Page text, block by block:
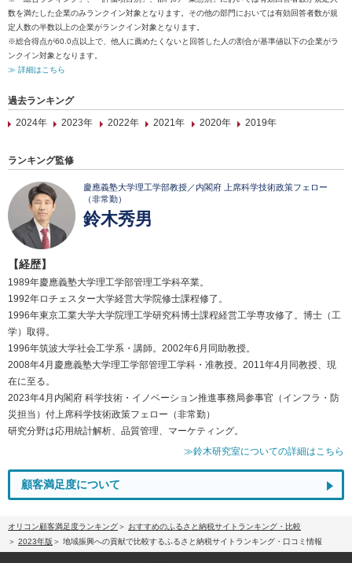
数を満たした企業のみランクイン対象となります。その他の部門においては有効回答者数が規
定人数の半数以上の企業がランクイン対象となります。
※総合得点が60.0点以上で、他人に薦めたくないと回答した人の割合が基準値以下の企業がラ
ンクイン対象となります。
≫ 詳細はこちら
過去ランキング
2024年
2023年 2022年 2021年 2020年 2019年
ランキング監修
慶應義塾大学理工学部教授／内閣府 上席科学技術政策フェロー
（非常勤）
鈴木秀男
【経歴】
1989年慶應義塾大学理工学部管理工学科卒業。
1992年ロチェスター大学経営大学院修士課程修了。
1996年東京工業大学大学院理工学研究科博士課程経営工学専攻修了。博士（工
学）取得。
1996年筑波大学社会工学系・講師。2002年6月同助教授。
2008年4月慶應義塾大学理工学部管理工学科・准教授。2011年4月同教授、現
在に至る。
2023年4月内閣府 科学技術・イノベーション推進事務局参事官（インフラ・防
災担当）付上席科学技術政策フェロー（非常勤）
研究分野は応用統計解析、品質管理、マーケティング。
≫鈴木研究室についての詳細はこちら
顧客満足度について
オリコン顧客満足度ランキング
おすすめのふるさと納税サイトランキング・比較
2023年版
地域振興への貢献で比較するふるさと納税サイトランキング・口コミ情報